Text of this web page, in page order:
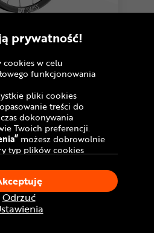
ER 1600 Spline
Dostawa GRATIS
Porównaj
prywatność!
cookies w celu
funkcjonowania
pliki cookies
treści do
dokonywania
Twoich preferencji.
możesz dobrowolnie
typ plików cookies
, wyrażasz zgodę na
zgodnie z ustawieniami
możesz dokonać
klikając opcję
Odrzuć